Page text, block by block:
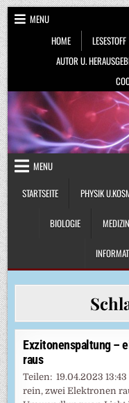
Skip
to
content
MENU
HOME
LESESTOFF
AUTOR U.
MENU
STARTSEITE
PHYSIK
BIOLOGIE MEDIZIN
Exzitonenspaltung –
raus
Teilen: 19.04.2023
rein, zwei Elektronen